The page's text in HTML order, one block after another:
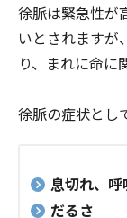
徐脈は緊急性が
いとされますが
り、まれに命に
徐脈の症状とし
息切れ、呼
だるさ